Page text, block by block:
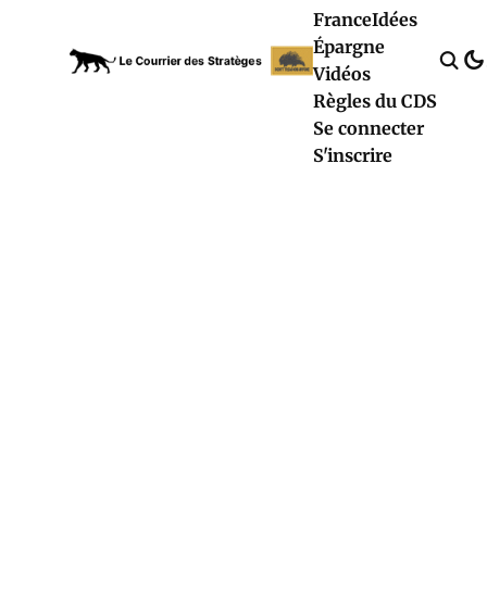
FranceIdées
Épargne
Vidéos
Règles du CDS
Se connecter
S'inscrire